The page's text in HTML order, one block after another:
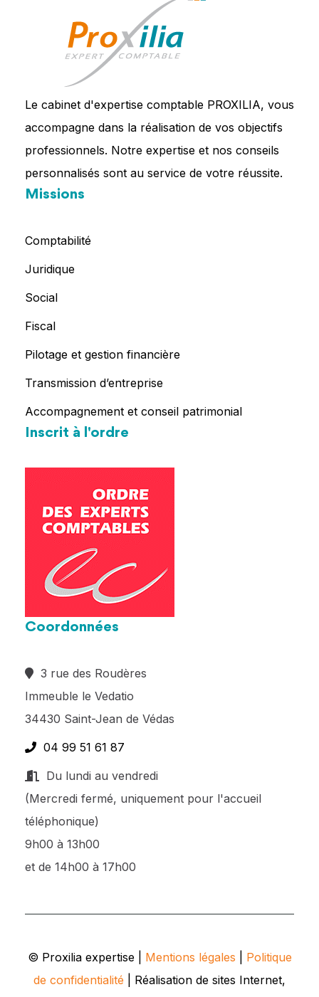
Le cabinet d'expertise comptable PROXILIA, vous
accompagne dans la réalisation de vos objectifs
professionnels. Notre expertise et nos conseils
personnalisés sont au service de votre réussite.
Missions
Comptabilité
Juridique
Social
Fiscal
Pilotage et gestion financière
Transmission d’entreprise
Accompagnement et conseil patrimonial
Inscrit à l'ordre
Coordonnées
3 rue des Roudères
Immeuble le Vedatio
34430 Saint-Jean de Védas
04 99 51 61 87
Du lundi au vendredi
(Mercredi fermé, uniquement pour l'accueil
téléphonique)
9h00 à 13h00
et de 14h00 à 17h00
© Proxilia expertise | Mentions légales
Politique
de confidentialité | Réalisation de sites Internet,